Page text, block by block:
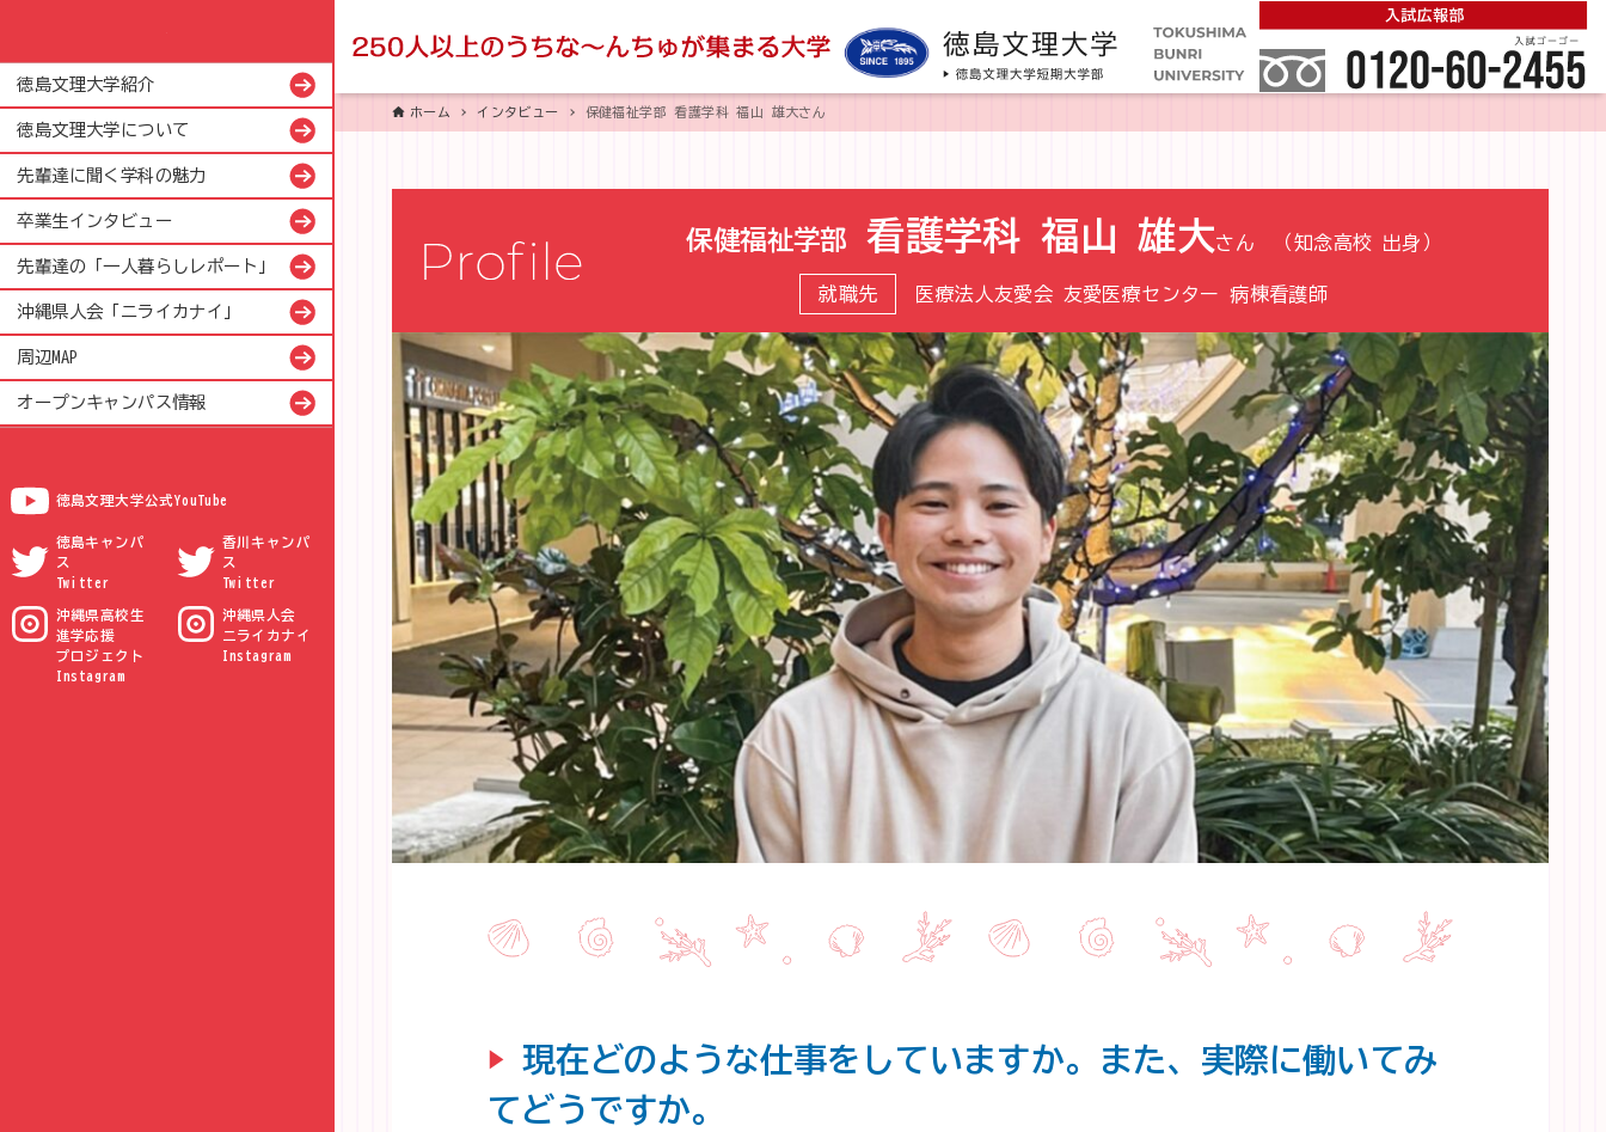
徳島文理大学紹介
徳島文理大学について
先輩達に聞く学科の魅力
卒業生インタビュー
先輩達の「一人暮らしレポート」
沖縄県人会「ニライカナイ」
周辺MAP
オープンキャンパス情報
徳島文理大学公式YouTube
徳島キャンパ
ス
Twitter
香川キャンパ
ス
Twitter
沖縄県高校生
進学応援
プロジェクト
Instagram
沖縄県人会
ニライカナイ
Instagram
ホーム インタビュー 保健福祉学部 看護学科 福山 雄大さん
保健福祉学部 看護学科 福山 雄大さん （知念高校 出身）
就職先 医療法人友愛会 友愛医療センター 病棟看護師
▶ 現在どのような仕事をしていますか。また、実際に働いてみ
てどうですか。